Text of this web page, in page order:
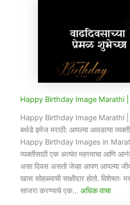
Happy Birthday Image Marathi​ |
Happy Birthday Image Marathi​ |
बर्थडे इमेज मराठी: आपल्या आवडत्या
Happy Birthday Images in
व्यक्तीसाठी एक अत्यंत महत्त्वाचा आणि
असा दिवस असतो जेव्हा आपण आपल्या
खास सोहळ्याची साक्षीदार होतो. विशेषतः
साजरा करण्याचे एक… अधिक वाचा